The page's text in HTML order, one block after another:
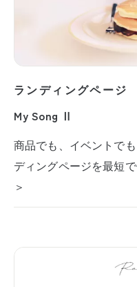
ランディングページ
My Song Ⅱ
商品でも、イベントで
ディングページを最短
＞